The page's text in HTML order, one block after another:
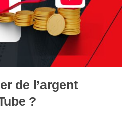
de l’argent
?